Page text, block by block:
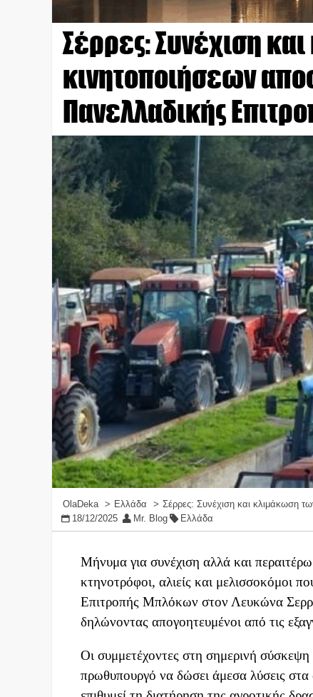
Σέρρες: Συνέχιση
κινητοποιήσεων
Πανελλαδικής
OlaDeka Ελλάδα
Σέρρες: Συνέχιση και κλιμάκωση
18/12/2025
Mr. Blog Ελλάδα
Mήνυμα για συνέχιση αλλά και
κτηνοτρόφοι, αλιείς και μελισσοκόμοι
Επιτροπής Μπλόκων στον Λευκώνα
δηλώνοντας απογοητευμένοι από τις
Οι συμμετέχοντες στη σημερινή
πρωθυπουργό να δώσει άμεσα λύσεις